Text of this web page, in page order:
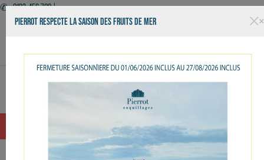
✆ +0123-456-789 |
FacebookTwitter YouTube
OUVERT 7J7 - LIVRAISON - KIOSQUE - RESTAURANT
×
PIERROT RESPECTE LA SAISON DES FRUITS DE MER